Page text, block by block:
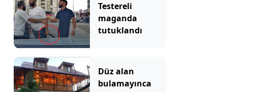
Testereli
maganda
tutuklandı
Düz alan
bulamayınca